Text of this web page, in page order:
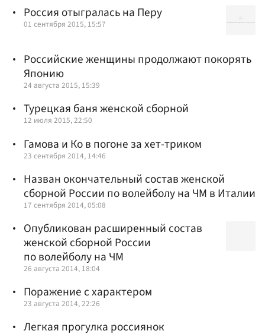
Россия отыгралась на Перу
01 сентября 2015, 15:57
Российские женщины продолжают покорять
Японию
24 августа 2015, 15:39
Турецкая баня женской сборной
12 июля 2015, 22:50
Гамова и Ко в погоне за хет-триком
23 сентября 2014, 14:46
Назван окончательный состав женской
сборной России по волейболу на ЧМ в Италии
17 сентября 2014, 05:08
Опубликован расширенный состав
женской сборной России
по волейболу на ЧМ
26 августа 2014, 18:04
Поражение с характером
23 августа 2014, 22:26
Легкая прогулка россиянок